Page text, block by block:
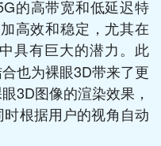
的高带宽和低延迟特
高效和稳定，尤其在
具有巨大的潜力。此
也为裸眼3D带来了更
3D图像的渲染效果，
根据用户的视角自动